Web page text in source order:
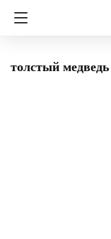
толстый медведь